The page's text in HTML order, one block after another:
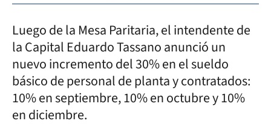
Luego de la Mesa Paritaria, el intendente de
la Capital Eduardo Tassano anunció un
nuevo incremento del 30% en el sueldo
básico de personal de planta y contratados:
10% en septiembre, 10% en octubre y 10%
en diciembre.